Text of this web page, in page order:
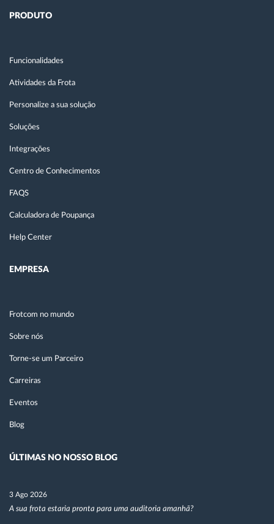
PRODUTO
Funcionalidades
Atividades da Frota
Personalize a sua solução
Soluções
Integrações
Centro de Conhecimentos
FAQS
Calculadora de Poupança
Help Center
EMPRESA
Frotcom no mundo
Sobre nós
Torne-se um Parceiro
Carreiras
Eventos
Blog
ÚLTIMAS NO NOSSO BLOG
3 Ago 2026
A sua frota estaria pronta para uma auditoria amanhã?